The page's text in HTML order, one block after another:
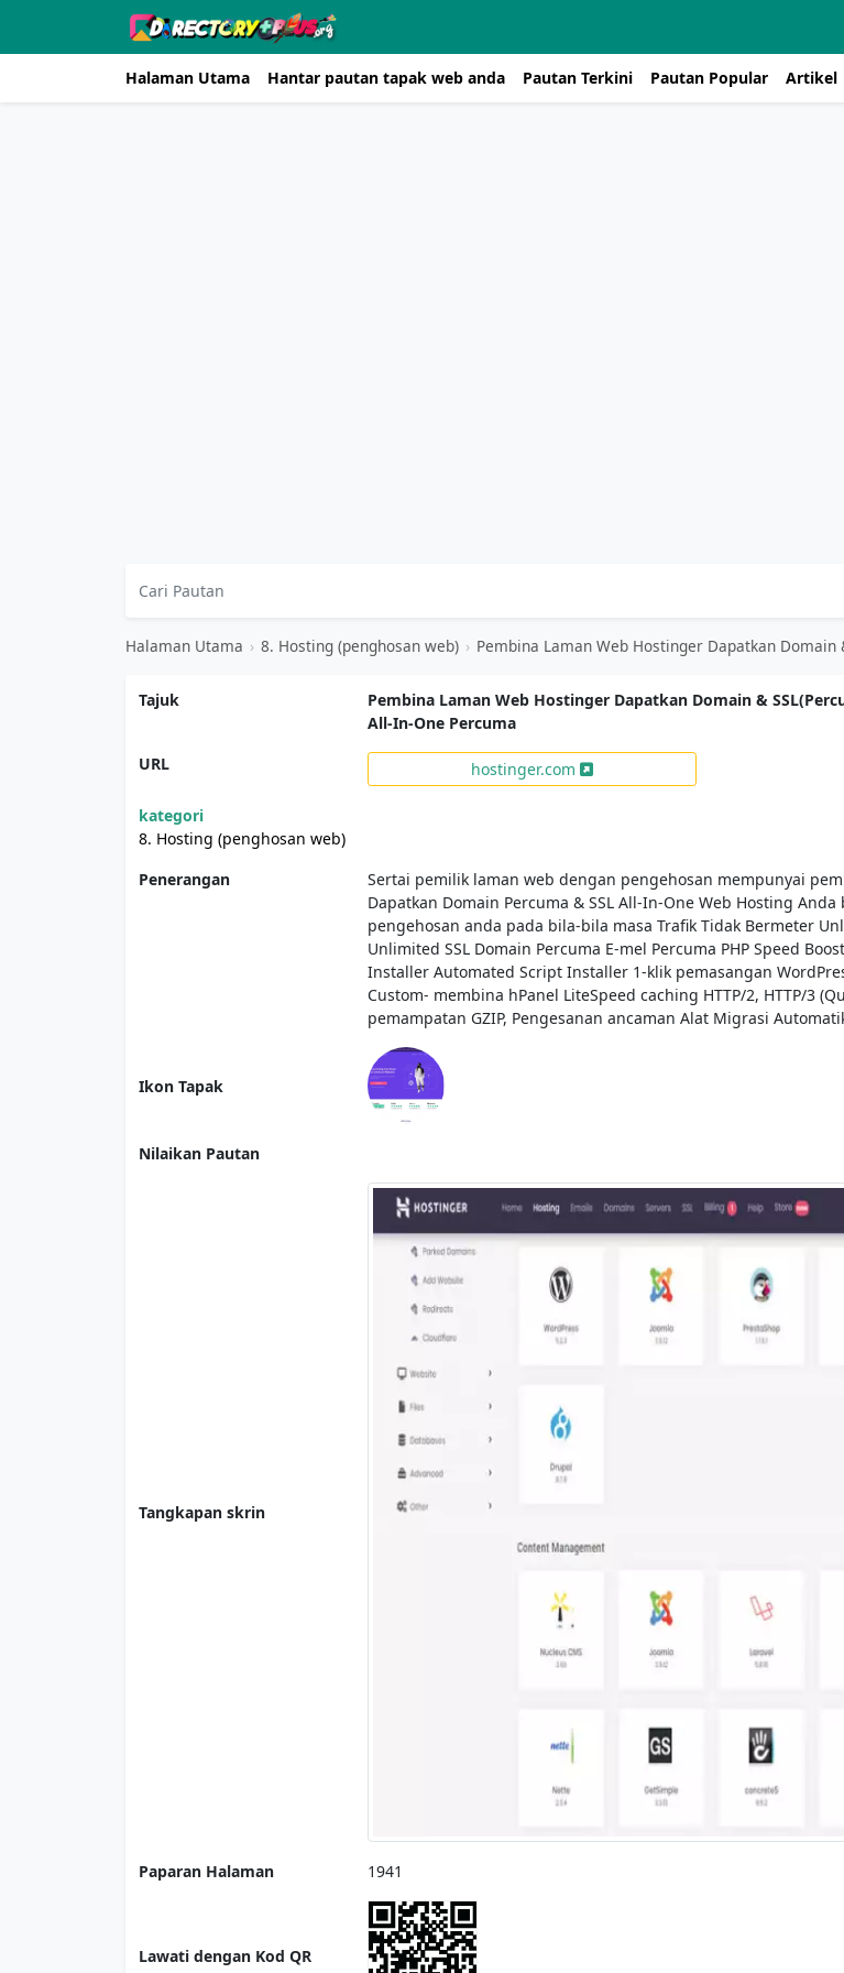
Halaman Utama Hantar pautan tapak web anda Pautan Terkini Pautan Popular Artikel
Halaman Utama › 8. Hosting (penghosan web) › Pembina Laman Web Hostinger Dapatkan Domain & SSL(Percuma)
Tajuk
Pembina Laman Web Hostinger Dapatkan Domain &
All-In-One Percuma
URL
hostinger.com
kategori
8. Hosting (penghosan web)
Penerangan
Sertai pemilik laman web dengan pengehosan mempunyai
Dapatkan Domain Percuma & SSL All-In-One Web Hosting
pengehosan anda pada bila-bila masa Trafik Tidak Bermeter
Unlimited SSL Domain Percuma E-mel Percuma PHP Speed
Installer Automated Script Installer 1-klik pemasangan
Custom- membina hPanel LiteSpeed ​​​​caching HTTP/2, HTTP/3
pemampatan GZIP, Pengesanan ancaman Alat Migrasi
Ikon Tapak
Nilaikan Pautan
Tangkapan skrin
Paparan Halaman 1941
Lawati dengan Kod QR